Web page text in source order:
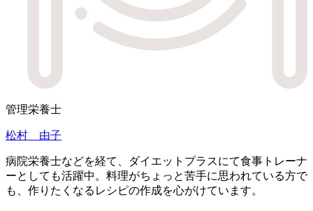
管理栄養士
松村 由子
病院栄養士などを経て、ダイエットプラスにて食事トレーナ
ーとしても活躍中。料理がちょっと苦手に思われている方で
も、作りたくなるレシピの作成を心がけています。